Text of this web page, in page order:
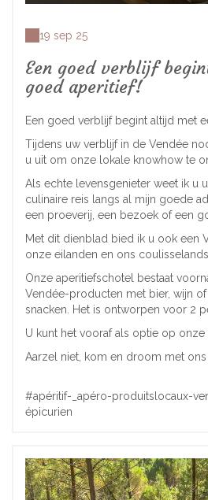
19 sep 25
Een goed verblijf
goed aperitief!
Een goed verblijf begint altijd met
Tijdens uw verblijf in de Vendée
u uit om onze lokale knowhow te
Als echte levensgenieter weet ik u
culinaire reis langs al mijn goede
een proeverij, een bezoek of een
Met dit dienblad bied ik u ook een
onze eilanden en ons
Onze aperitiefschotel bestaat
Vendée-producten met bier, wijn
snacken. Het is ontworpen voor 2
U kunt het vooraf als optie op onze
Aarzel niet, kom en droom met ons
#apéritif-_apéro-produitslocaux-
épicurien